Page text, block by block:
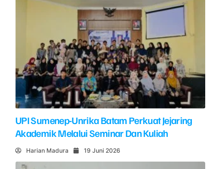
UPI Sumenep-Unrika Batam Perkuat Jejaring
Akademik Melalui Seminar Dan Kuliah
Harian Madura 19 Juni 2026